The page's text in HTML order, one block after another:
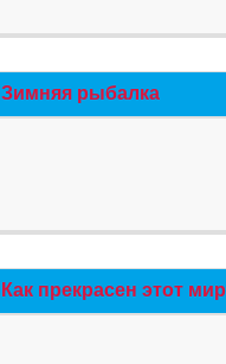
Зимняя рыбалка
Как прекрасен этот мир